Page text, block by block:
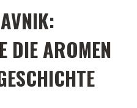
DIE AROMEN